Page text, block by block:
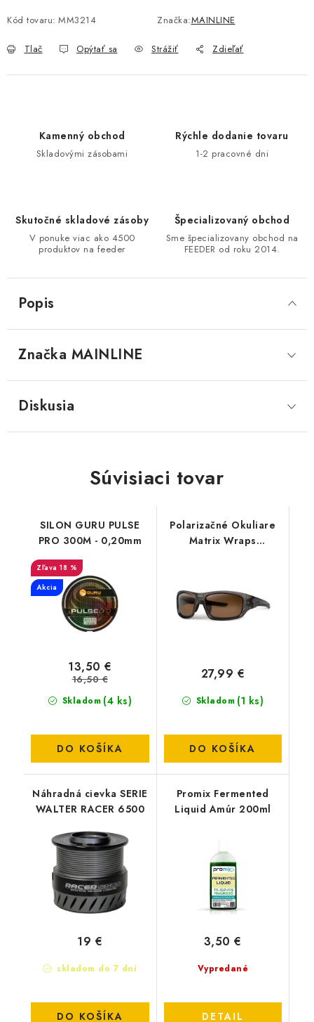
VRATKY - ODSTÚPENIE OD ZMLUVY - REKLAMACIU
KONTAKTY
VŠEOBECNÉ NARIADENIE O BEZPEČNOSTI
PRODUKTOV (GPSR)
Doprava Navštívte našu predajňu v MARCELOVEJ »
Kód tovaru: MM3214 Značka:MAINLINE
Tlač Opýtať sa Strážiť Zdieľať
Kamenný obchod
Skladovými zásobami
Rýchle dodanie tovaru
1-2 pracovné dni
Skutočné skladové zásoby
V ponuke viac ako 4500
produktov na feeder
Špecializovaný obchod
Sme špecializovany obchod na
FEEDER od roku 2014.
Popis
Značka MAINLINE
Diskusia
Súvisiaci tovar
SILON GURU PULSE
PRO 300M - 0,20mm
18 %
Akcia
Skladom (4 ks)
13,50 €
16,50 €
DO KOŠÍKA
Polarizačné Okuliare
Matrix Wraps
Skladom (1 ks)
27,99 €
DO KOŠÍKA
Náhradná cievka SERIE
WALTER RACER 6500
skladom do 7 dní
19 €
DO KOŠÍKA
Promix Fermented
Liquid Amúr 200ml
Vypredané
3,50 €
DETAIL